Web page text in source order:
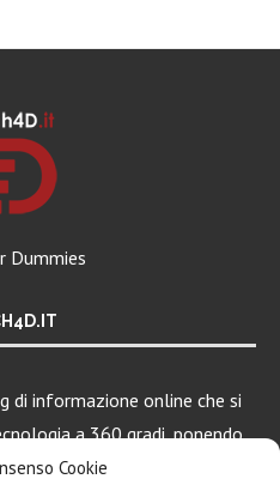
Cookie
Dummies
di informazione online che si
a 360 gradi, ponendo
al mondo Android, Apple e